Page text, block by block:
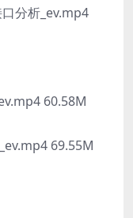
分析_ev.mp4
60.58M
69.55M